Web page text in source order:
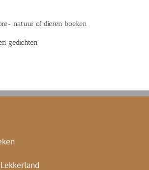
natuur of dieren boeken
gedichten